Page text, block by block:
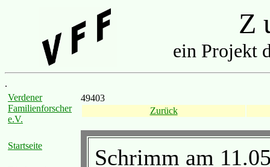
Z
ein Projekt
.
Verdener
Familienforscher
e.V.
Startseite
49403
Zurück
Schrimm am